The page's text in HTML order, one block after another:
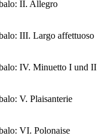
II. Allegro
III. Largo affettuoso
IV. Minuetto I und II
V. Plaisanterie
VI. Polonaise